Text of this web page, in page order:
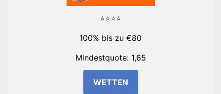
⭐⭐⭐⭐
100% bis zu €80
Mindestquote: 1,65
WETTEN